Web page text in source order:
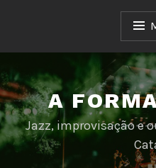
A
Jazz, improvisação e